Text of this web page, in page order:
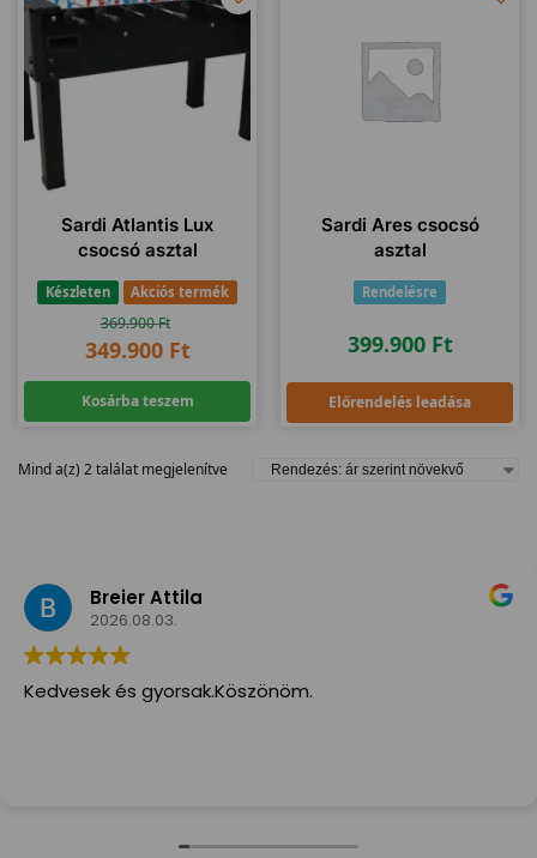
Sardi Atlantis Lux
csocsó asztal
Készleten Akciós termék
369.900Ft
349.900 Ft
Kosárba teszem
Sardi Ares csocsó
asztal
Rendelésre
399.900 Ft
Előrendelés leadása
Mind a(z) 2 találat megjelenítve
Breier Attila
2026.08.03.
Kedvesek és gyorsak.Köszönöm.